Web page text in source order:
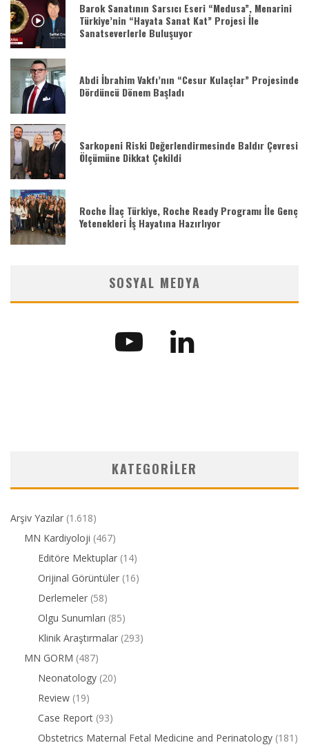
Barok Sanatının Sarsıcı Eseri “Medusa”, Menarini
Türkiye’nin “Hayata Sanat Kat” Projesi İle
Sanatseverlerle Buluşuyor
Abdi İbrahim Vakfı’nın “Cesur Kulaçlar” Projesinde
Dördüncü Dönem Başladı
Sarkopeni Riski Değerlendirmesinde Baldır Çevresi
Ölçümüne Dikkat Çekildi
Roche İlaç Türkiye, Roche Ready Programı İle Genç
Yetenekleri İş Hayatına Hazırlıyor
SOSYAL MEDYA
KATEGORILER
Arşiv Yazılar (1.618)
MN Kardiyoloji (467)
Editöre Mektuplar (14)
Orijinal Görüntüler (16)
Derlemeler (58)
Olgu Sunumları (85)
Klinik Araştırmalar (293)
MN GORM (487)
Neonatology (20)
Review (19)
Case Report (93)
Obstetrics Maternal Fetal Medicine and Perinatology (181)